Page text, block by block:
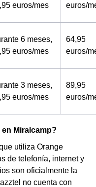
euros/mes
euros/
6 meses,
euros/mes
64,95
euros/
3 meses,
euros/mes
89,95
euros/
Miralcamp?
utiliza Orange
de telefonía, internet y
son oficialmente la
no cuenta con